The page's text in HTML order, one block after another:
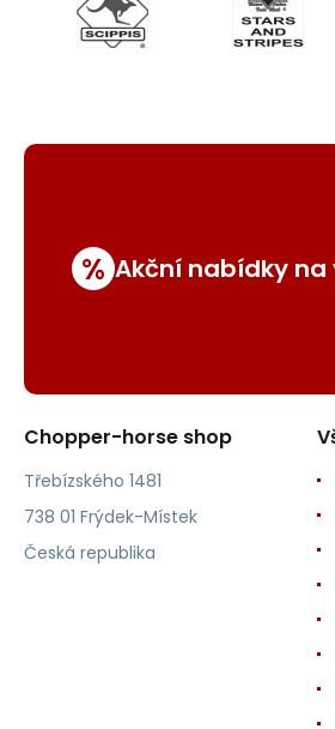
% Akční nabídky
Chopper-horse shop
Třebízského 1481
738 01 Frýdek-Místek
Česká republika